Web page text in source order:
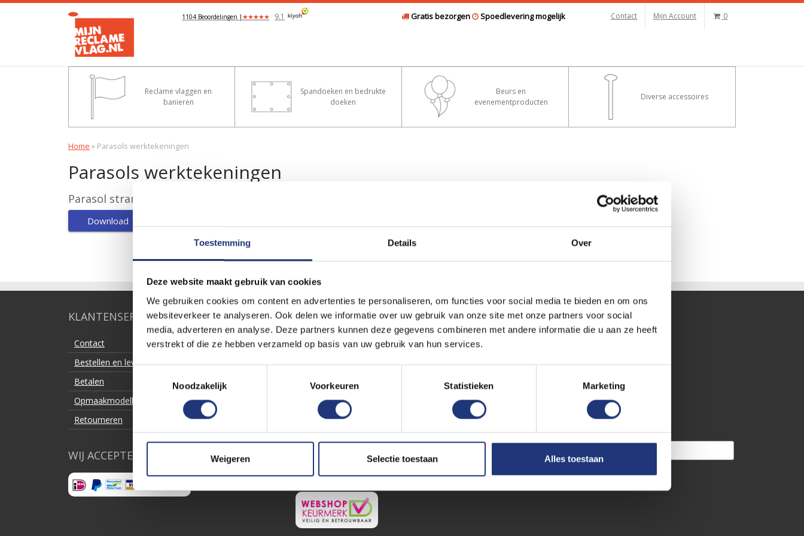
Toestemming Details Over
Deze website maakt gebruik van cookies
We gebruiken cookies om content en advertenties te personaliseren, om functies voor social media te bieden en om ons
websiteverkeer te analyseren. Ook delen we informatie over uw gebruik van onze site met onze partners voor social
media, adverteren en analyse. Deze partners kunnen deze gegevens combineren met andere informatie die u aan ze heeft
verstrekt of die ze hebben verzameld op basis van uw gebruik van hun services.
Toestemmingsselectie
Noodzakelijk
Voorkeuren Statistieken Marketing
Weigeren Selectie toestaan Alles toestaan
1104 Beoordelingen | ★★★★★ 9.1 Gratis bezorgen Spoedlevering mogelijk Contact Mijn Account 0
Reclame vlaggen en
banieren
Spandoeken en bedrukte
doeken
Beurs en
evenementproducten
Diverse accessoires
Home » Parasols werktekeningen
Parasols werktekeningen
Parasol stramien
Download
KLANTENSERVICE
Contact
Bestellen en levering
Betalen
Opmaakmodellen downloaden
Retourneren
WIJ ACCEPTEREN:
MIJNRECLAMEVLAG
Inloggen
Winkelmand
Hoe werkt het?
Klachtenafhandeling
Over ons
Vlaggen bestellen
vlaggen centrale Mijdrecht
ZAKELIJK
Veel gestelde vragen
Kwaliteitsgarantie
NIEUWSBRIEF (MAX. 3 P/J )